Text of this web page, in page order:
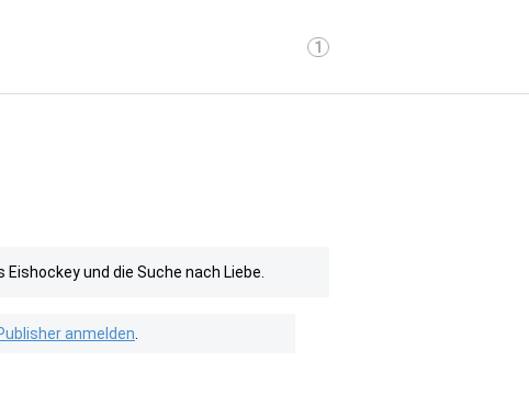
1
und die Suche nach Liebe.
anmelden